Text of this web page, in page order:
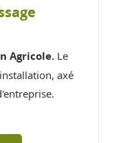
Agricole. Le
axé